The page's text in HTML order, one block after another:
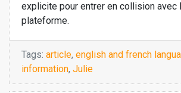
explicite pour entrer en collision avec
plateforme.
Tags: article, english and french
information, Julie